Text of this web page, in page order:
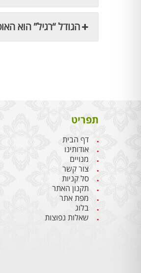
הגודל “רגיל” הוא
תפריט
דף הבית
אודותינו
מנויים
צור קשר
סל קניות
תקנון האתר
מפת אתר
בלוג
שאלות נפוצות